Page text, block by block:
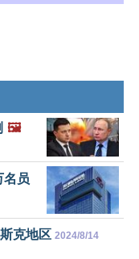
🖼️
名员
克地区 2024/8/14